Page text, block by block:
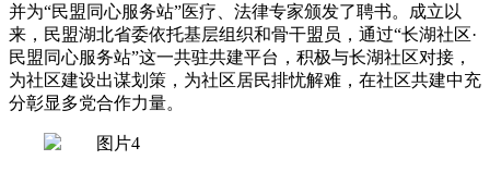
并为“民盟同心服务站”医疗、法律专家颁发了聘书。成立以
来，民盟湖北省委依托基层组织和骨干盟员，通过“长湖社区·
民盟同心服务站”这一共驻共建平台，积极与长湖社区对接，
为社区建设出谋划策，为社区居民排忧解难，在社区共建中充
分彰显多党合作力量。